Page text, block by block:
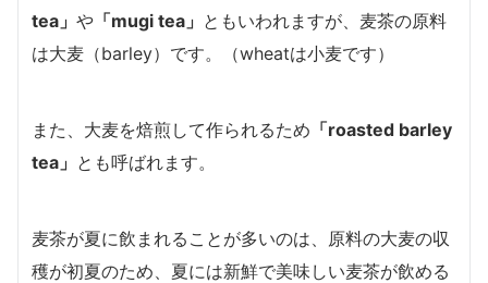
tea」 や 「mugi tea」 ともいわれますが、麦茶の原料
は大麦（barley）です。（wheatは小麦です）
また、大麦を焙煎して作られるため 「roasted barley
tea」 とも呼ばれます。
麦茶が夏に飲まれることが多いのは、原料の大麦の収
穫が初夏のため、夏には新鮮で美味しい麦茶が飲める